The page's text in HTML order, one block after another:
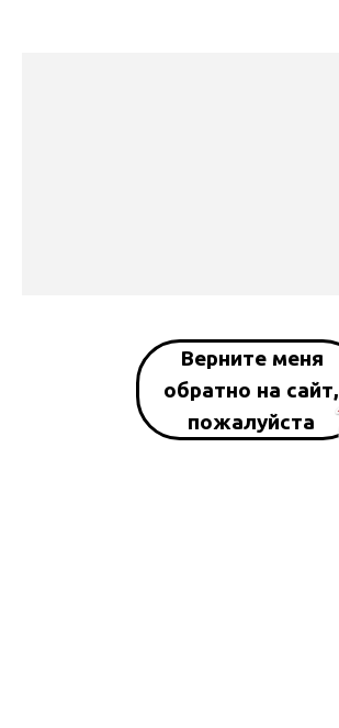
Верните меня
обратно на сайт,
пожалуйста